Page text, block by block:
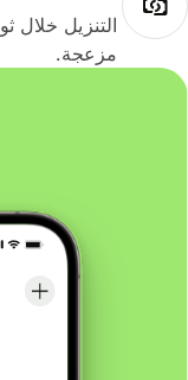
التنزيل خلال
مزعجة.